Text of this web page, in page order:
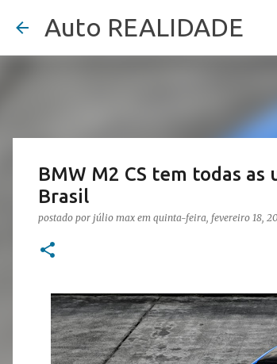
Auto REALIDADE
BMW M2 CS tem todas
Brasil
postado por júlio max em quinta-feira, fevereiro 18,